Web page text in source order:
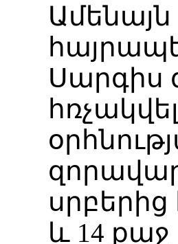
Սարգիս
և 14